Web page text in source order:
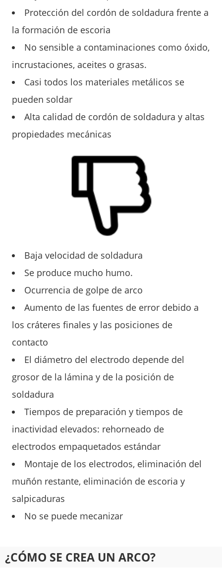
Protección del cordón de soldadura frente a
la formación de escoria
No sensible a contaminaciones como óxido,
incrustaciones, aceites o grasas.
Casi todos los materiales metálicos se
pueden soldar
Alta calidad de cordón de soldadura y altas
propiedades mecánicas
Baja velocidad de soldadura
Se produce mucho humo.
Ocurrencia de golpe de arco
Aumento de las fuentes de error debido a
los cráteres finales y las posiciones de
contacto
El diámetro del electrodo depende del
grosor de la lámina y de la posición de
soldadura
Tiempos de preparación y tiempos de
inactividad elevados: rehorneado de
electrodos empaquetados estándar
Montaje de los electrodos, eliminación del
muñón restante, eliminación de escoria y
salpicaduras
No se puede mecanizar
¿CÓMO SE CREA UN ARCO?